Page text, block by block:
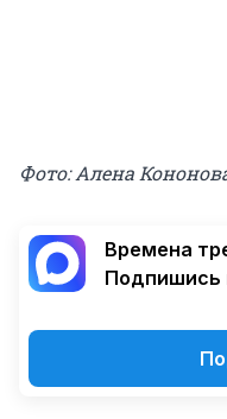
Фото: Алена
Времена
Подпишись